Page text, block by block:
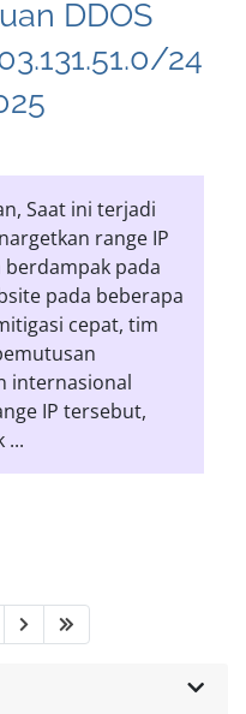
DDOS
24
Saat ini terjadi
range IP
berdampak pada
pada beberapa
cepat, tim
internasional
IP tersebut,
...